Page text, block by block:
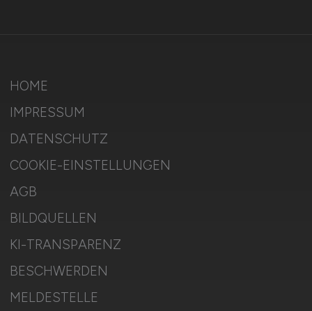
HOME
IMPRESSUM
DATENSCHUTZ
COOKIE-EINSTELLUNGEN
AGB
BILDQUELLEN
KI-TRANSPARENZ
BESCHWERDEN
MELDESTELLE